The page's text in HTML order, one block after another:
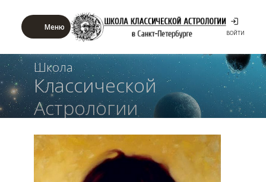
Меню
ВОЙТИ
Школа
Классической
Астрологии